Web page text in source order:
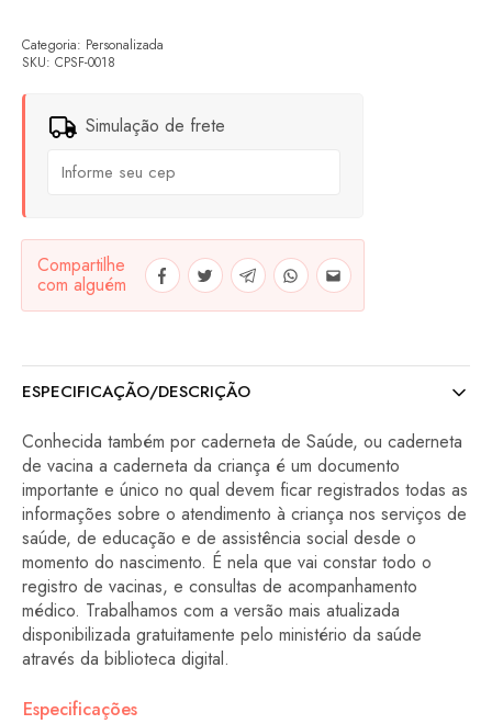
SKU: CPSF-0018
Categoria: Personalizada
Simulação de frete
Compartilhe
com alguém
ESPECIFICAÇÃO/DESCRIÇÃO
Conhecida também por caderneta de Saúde, ou caderneta
de vacina a caderneta da criança é um documento
importante e único no qual devem ficar registrados todas as
informações sobre o atendimento à criança nos serviços de
saúde, de educação e de assistência social desde o
momento do nascimento. É nela que vai constar todo o
registro de vacinas, e consultas de acompanhamento
médico. Trabalhamos com a versão mais atualizada
disponibilizada gratuitamente pelo ministério da saúde
através da biblioteca digital.
Especificações